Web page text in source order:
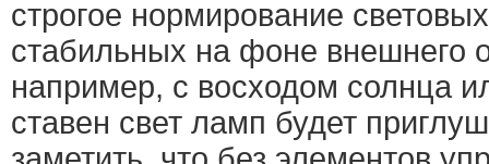
строгое нормирование
стабильных на фоне внешнего
например, с восходом солнца
ставен свет ламп будет